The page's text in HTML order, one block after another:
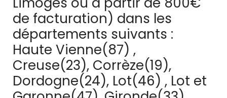
de facturation) dans les
départements suivants :
Haute Vienne(87) ,
Creuse(23), Corrèze(19),
Dordogne(24), Lot(46) , Lot et